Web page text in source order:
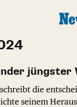
jüngster
die
seinem